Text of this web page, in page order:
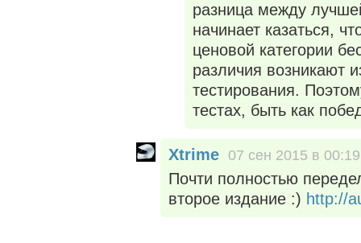
разница между
начинает казаться,
ценовой категории
различия возникают
тестирования.
тестах, быть как
Xtrime 07 сен 2015 в 00:19
Почти полностью
второе издание :) http://